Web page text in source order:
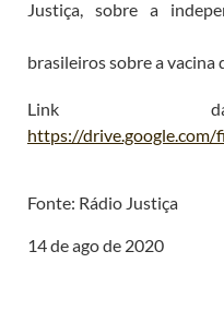
Justiça, sobre a
brasileiros sobre a vacina
Link da
https://
Fonte: Rádio Justiça
14 de ago de 2020